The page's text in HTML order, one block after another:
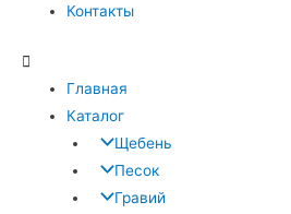
Контакты
Главная
Каталог
Щебень
Песок
Гравий